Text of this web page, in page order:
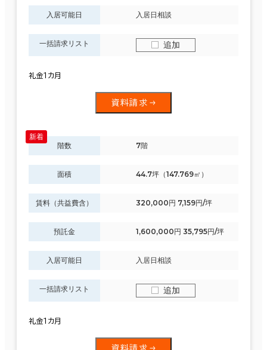
入居可能日 入居日相談
一括請求リスト 追加
礼金１カ月
資料請求
階数 7階
面積 44.7坪（147.769㎡）
賃料（共益費含） 320,000円 7,159円/坪
預託金 1,600,000円 35,795円/坪
入居可能日 入居日相談
一括請求リスト 追加
礼金１カ月
資料請求